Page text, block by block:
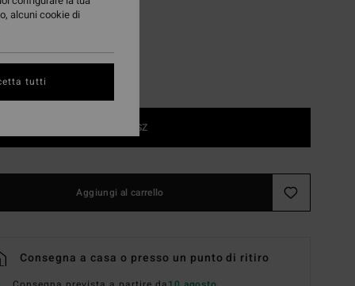
1SZ
Aggiungi al carrello
Consegna a casa o presso un punto di ritiro
alcuni cookie di
tutti